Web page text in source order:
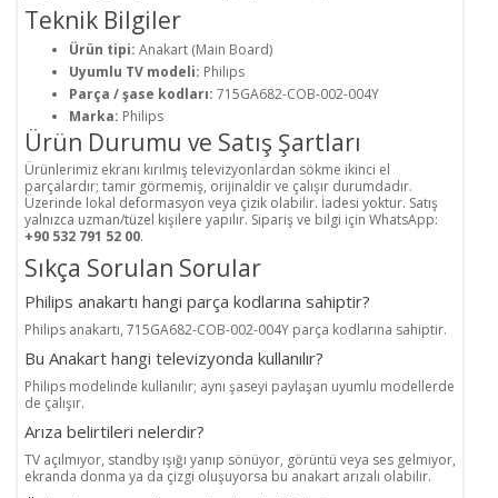
Teknik Bilgiler
Ürün tipi: Anakart (Main Board)
Uyumlu TV modeli: Philips
Parça / şase kodları: 715GA682-COB-002-004Y
Marka: Philips
Ürün Durumu ve Satış Şartları
Ürünlerimiz ekranı kırılmış televizyonlardan sökme ikinci el
parçalardır; tamir görmemiş, orijinaldir ve çalışır durumdadır.
Üzerinde lokal deformasyon veya çizik olabilir. İadesi yoktur. Satış
yalnızca uzman/tüzel kişilere yapılır. Sipariş ve bilgi için WhatsApp:
+90 532 791 52 00.
Sıkça Sorulan Sorular
Philips anakartı hangi parça kodlarına sahiptir?
Philips anakartı, 715GA682-COB-002-004Y parça kodlarına sahiptir.
Bu Anakart hangi televizyonda kullanılır?
Philips modelinde kullanılır; aynı şaseyi paylaşan uyumlu modellerde
de çalışır.
Arıza belirtileri nelerdir?
TV açılmıyor, standby ışığı yanıp sönüyor, görüntü veya ses gelmiyor,
ekranda donma ya da çizgi oluşuyorsa bu anakart arızalı olabilir.